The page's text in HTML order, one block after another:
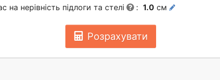
на нерівність підлоги та стелі
: 1.0см
Розрахувати